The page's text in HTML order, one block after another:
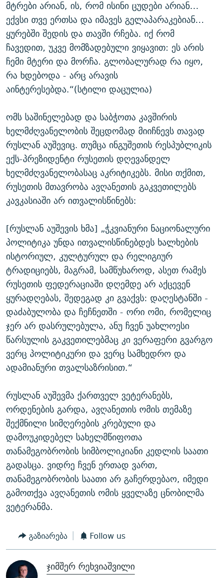
მტრები არიან, ის, რომ ისინი ცუდები არიან...
ექვსი თვე ერთსა და იმავეს გელაპარაკებიან...
ყურებში შედის და თავში რჩება. იქ რომ
ჩავედით, უკვე მომზადებული ვიყავით: ეს არის
ჩემი მტერი და მორჩა. გლობალურად რა იყო,
რა ხდებოდა - არც არავის
აინტერესებდა.“(სტილი დაცულია)
ომს საშინელებად და საბჭოთა კავშირის
ხელმძღვანელობის შეცდომად მიიჩნევს თავად
რუსლან აუშევიც. თუმცა ინგუშეთის რესპუბლიკის
ექს-პრეზიდენტი რუსეთის დღევანდელ
ხელმძღვანელობასაც აკრიტიკებს. მისი თქმით,
რუსეთის მთავრობა ავღანეთის გაკვეთილებს
კავკასიაში არ ითვალისწინებს:
[რუსლან აუშევის ხმა] „ჭკვიანური ნაციონალური
პოლიტიკა უნდა ითვალისწინებდეს ხალხების
ისტორიულ, კულტურულ და რელიგიურ
ტრადიციებს, მაგრამ, სამწუხაროდ, ასეთ რამეს
რუსეთის ფედერაციაში დღემდე არ აქცევენ
ყურადღებას, შედეგად კი გვაქვს: დაღესტანში -
დაძაბულობა და ჩეჩნეთში - ორი ომი, რომელიც
ჯერ არ დასრულებულა, ანუ ჩვენ უახლოესი
წარსულის გაკვეთილებმაც კი ვერაფერი გვარგო
ვერც პოლიტიკური და ვერც სამხედრო და
ადამიანური თვალსაზრისით.“
რუსლან აუშევმა ქართველ ვეტერანებს,
ორდენების გარდა, ავღანეთის ომის თემაზე
შექმნილი სიმღერების კრებული და
დამოუკიდებელ სახელმწიფოთა
თანამეგობრობის სიმბოლიკიანი კედლის საათი
გადასცა. ვიდრე ჩვენ ერთად ვართ,
თანამეგობრობის საათი არ გაჩერდებაო, იმედი
გამოთქვა ავღანეთის ომის ყველაზე ცნობილმა
ვეტერანმა.
გაზიარება Follow us
ჯიმშერ რეხვიაშვილი